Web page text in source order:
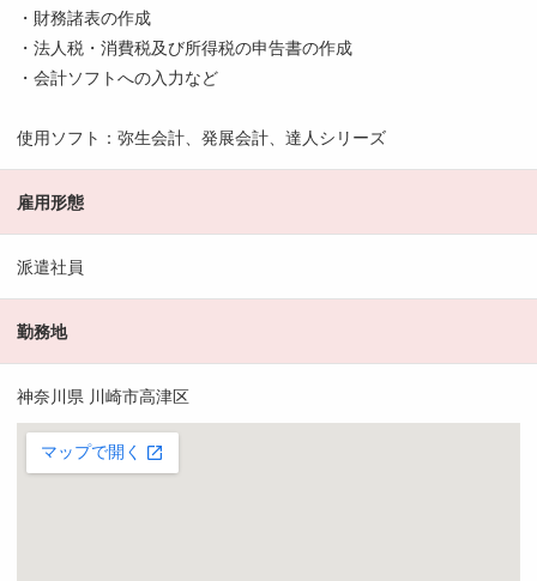
・財務諸表の作成
・法人税・消費税及び所得税の申告書の作成
・会計ソフトへの入力など
使用ソフト：弥生会計、発展会計、達人シリーズ
雇用形態
派遣社員
勤務地
神奈川県 川崎市高津区